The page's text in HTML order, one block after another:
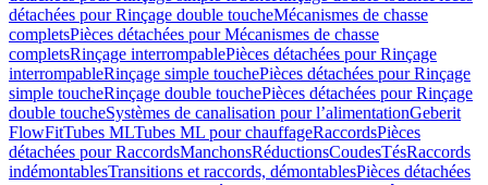
détachées pour Rinçage double toucheMécanismes de chasse
completsPièces détachées pour Mécanismes de chasse
completsRinçage interrompablePièces détachées pour Rinçage
interrompableRinçage simple touchePièces détachées pour Rinçage
simple toucheRinçage double touchePièces détachées pour Rinçage
double toucheSystèmes de canalisation pour l’alimentationGeberit
FlowFitTubes MLTubes ML pour chauffageRaccordsPièces
détachées pour RaccordsManchonsRéductionsCoudesTésRaccords
indémontablesTransitions et raccords, démontablesPièces détachées